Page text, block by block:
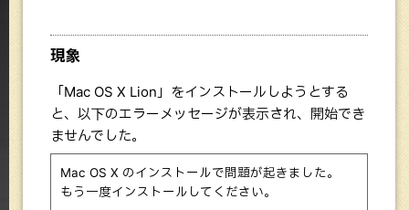
現象
「Mac OS X Lion」をインストールしようとする
と、以下のエラーメッセージが表示され、開始でき
ませんでした。
Mac OS X のインストールで問題が起きました。
もう一度インストールしてください。